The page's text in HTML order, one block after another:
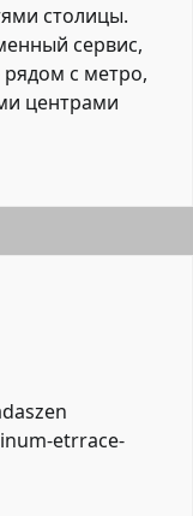
столицы.
сервис,
с метро,
центрами
etrrace-